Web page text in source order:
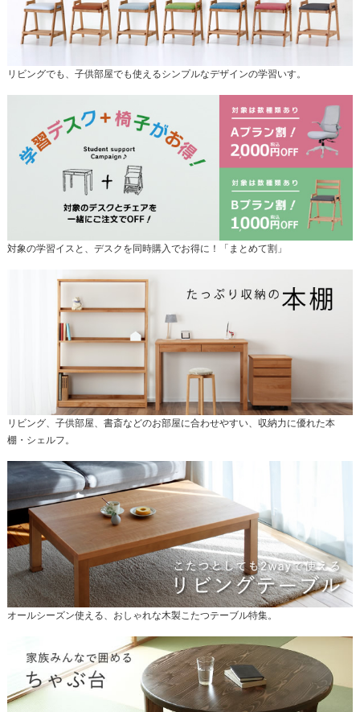
リビングでも、子供部屋でも使えるシンプルなデザインの学習いす。
対象の学習イスと、デスクを同時購入でお得に！「まとめて割」
リビング、子供部屋、書斎などのお部屋に合わせやすい、収納力に優れた本
棚・シェルフ。
オールシーズン使える、おしゃれな木製こたつテーブル特集。